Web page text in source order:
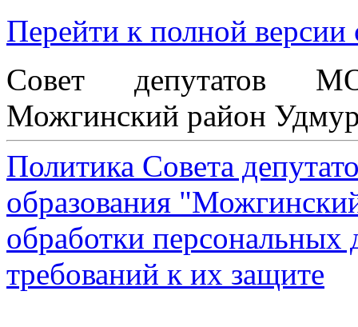
Перейти к полной версии
Совет депутатов
Можгинский район
Политика Совета
образования
обработки персональных
требований к их защите